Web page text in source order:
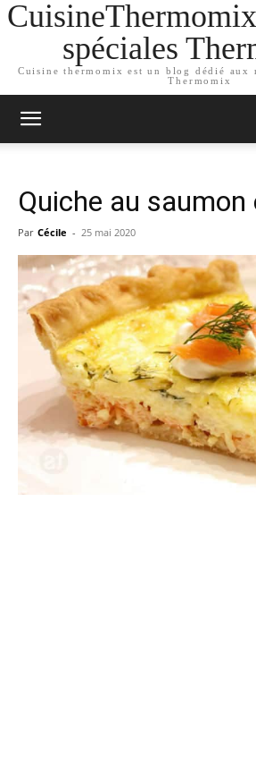
spéciales
Cuisine thermomix est un blog dédié aux
Thermomix
Quiche au
Par Cécile - 25 mai 2020